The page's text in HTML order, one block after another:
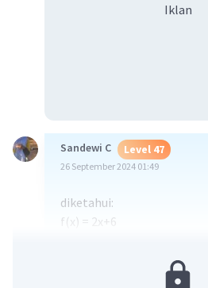
Iklan
Sandewi C Level 47
26 September 2024 01:49
diketahui:
f(x) = 2x+6